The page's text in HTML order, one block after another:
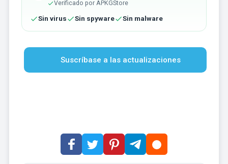
Verificado por APKGStore
Sin virus Sin spyware Sin malware
Suscríbase a las actualizaciones